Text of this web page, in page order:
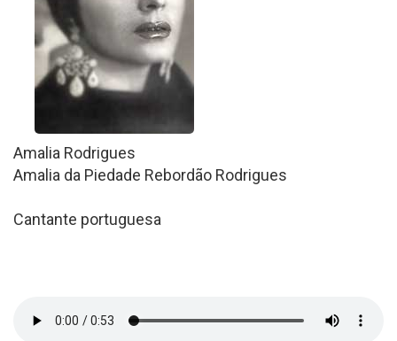
Amalia Rodrigues
Amalia da Piedade Rebordão Rodrigues
Cantante portuguesa